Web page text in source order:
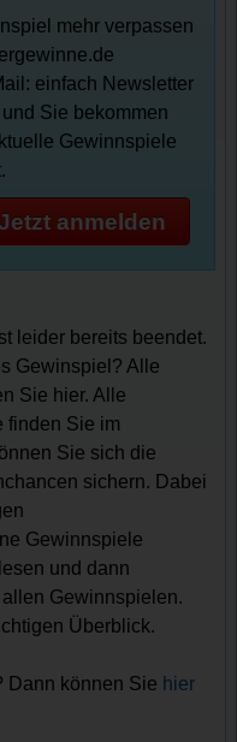
mehr verpassen
einfach Newsletter
Sie bekommen
Gewinnspiele
Jetzt anmelden
leider bereits beendet.
Gewinspiel? Alle
Sie hier. Alle
finden Sie im
Sie sich die
sichern. Dabei
Gewinnspiele
und dann
Gewinnspielen.
Überblick.
Dann können Sie hier